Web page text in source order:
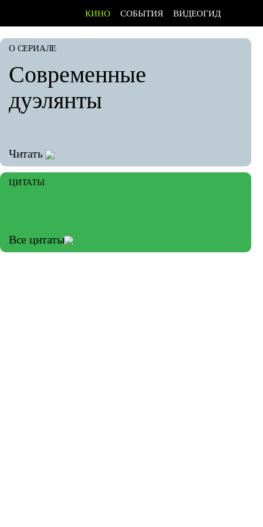
КИНО СОБЫТИЯ ВИДЕОГИД
О СЕРИАЛЕ
Современные
дуэлянты
Читать
ЦИТАТЫ
Все цитаты